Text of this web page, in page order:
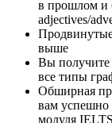
в прошлом и
adjectives/
выше
Вы получите
все типы
Обширная
вам успешно
модуля